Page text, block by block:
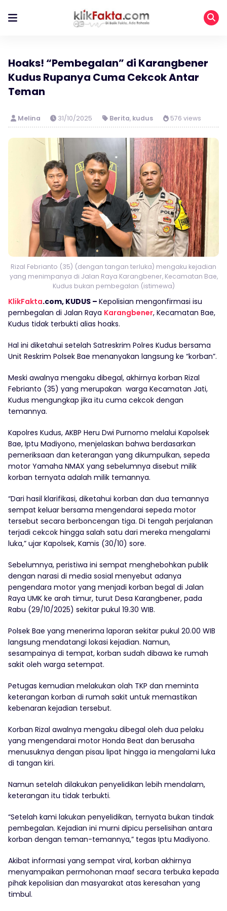
Hoaks! “Pembegalan” di Karangbener
Kudus Rupanya Cuma Cekcok Antar
Teman
Melina 31/10/2025 Berita, kudus 576 views
Rizal Febrianto (35) (dengan tangan terluka) mengaku kejadian
yang menimpanya di Jalan Raya Karangbener, Kecamatan Bae,
Kudus bukan pembegalan (istimewa)
KlikFakta.com, KUDUS – Kepolisian mengonfirmasi isu
pembegalan di Jalan Raya Karangbener, Kecamatan Bae,
Kudus tidak terbukti alias hoaks.
Hal ini diketahui setelah Satreskrim Polres Kudus bersama
Unit Reskrim Polsek Bae menanyakan langsung ke “korban”.
Meski awalnya mengaku dibegal, akhirnya korban Rizal
Febrianto (35) yang merupakan warga Kecamatan Jati,
Kudus mengungkap jika itu cuma cekcok dengan
temannya.
Kapolres Kudus, AKBP Heru Dwi Purnomo melalui Kapolsek
Bae, Iptu Madiyono, menjelaskan bahwa berdasarkan
pemeriksaan dan keterangan yang dikumpulkan, sepeda
motor Yamaha NMAX yang sebelumnya disebut milik
korban ternyata adalah milik temannya.
“Dari hasil klarifikasi, diketahui korban dan dua temannya
sempat keluar bersama mengendarai sepeda motor
tersebut secara berboncengan tiga. Di tengah perjalanan
terjadi cekcok hingga salah satu dari mereka mengalami
luka,” ujar Kapolsek, Kamis (30/10) sore.
Sebelumnya, peristiwa ini sempat menghebohkan publik
dengan narasi di media sosial menyebut adanya
pengendara motor yang menjadi korban begal di Jalan
Raya UMK ke arah timur, turut Desa Karangbener, pada
Rabu (29/10/2025) sekitar pukul 19.30 WIB.
Polsek Bae yang menerima laporan sekitar pukul 20.00 WIB
langsung mendatangi lokasi kejadian. Namun,
sesampainya di tempat, korban sudah dibawa ke rumah
sakit oleh warga setempat.
Petugas kemudian melakukan olah TKP dan meminta
keterangan korban di rumah sakit untuk memastikan
kebenaran kejadian tersebut.
Korban Rizal awalnya mengaku dibegal oleh dua pelaku
yang mengendarai motor Honda Beat dan berusaha
menusuknya dengan pisau lipat hingga ia mengalami luka
di tangan kiri.
Namun setelah dilakukan penyelidikan lebih mendalam,
keterangan itu tidak terbukti.
“Setelah kami lakukan penyelidikan, ternyata bukan tindak
pembegalan. Kejadian ini murni dipicu perselisihan antara
korban dengan teman-temannya,” tegas Iptu Madiyono.
Akibat informasi yang sempat viral, korban akhirnya
menyampaikan permohonan maaf secara terbuka kepada
pihak kepolisian dan masyarakat atas keresahan yang
timbul.